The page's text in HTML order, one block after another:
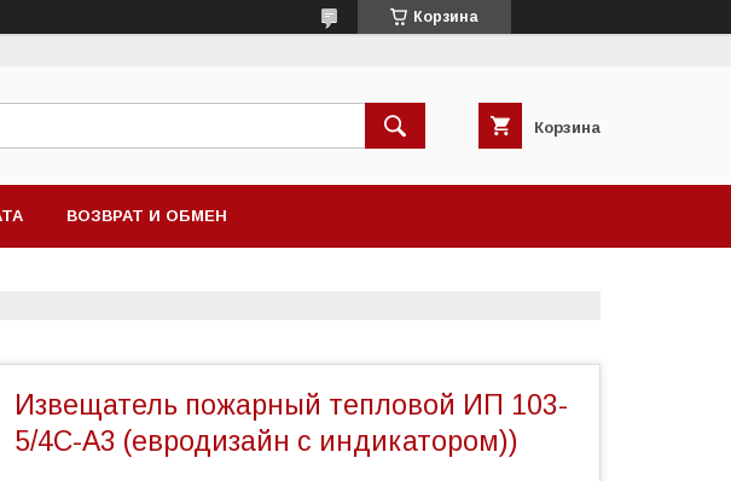
Корзина
Корзина
ВОЗВРАТ И ОБМЕН
Извещатель пожарный тепловой ИП 103-
5/4С-А3 (евродизайн с индикатором))